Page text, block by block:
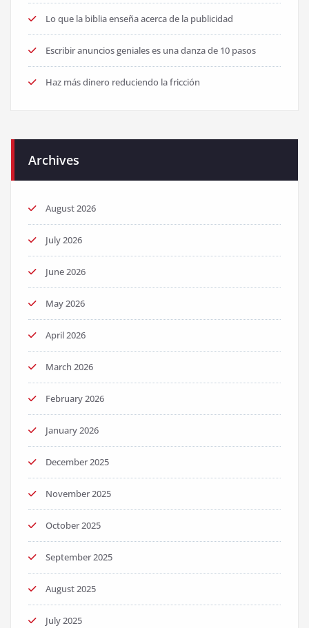
Lo que la biblia enseña acerca de la publicidad
Escribir anuncios geniales es una danza de 10 pasos
Haz más dinero reduciendo la fricción
Archives
August 2026
July 2026
June 2026
May 2026
April 2026
March 2026
February 2026
January 2026
December 2025
November 2025
October 2025
September 2025
August 2025
July 2025